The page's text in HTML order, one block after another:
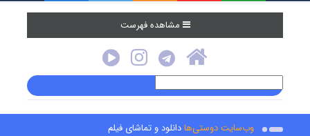
مشاهده فهرست
وب‌سایت دوستی‌هادانلود و تماشای فیلم